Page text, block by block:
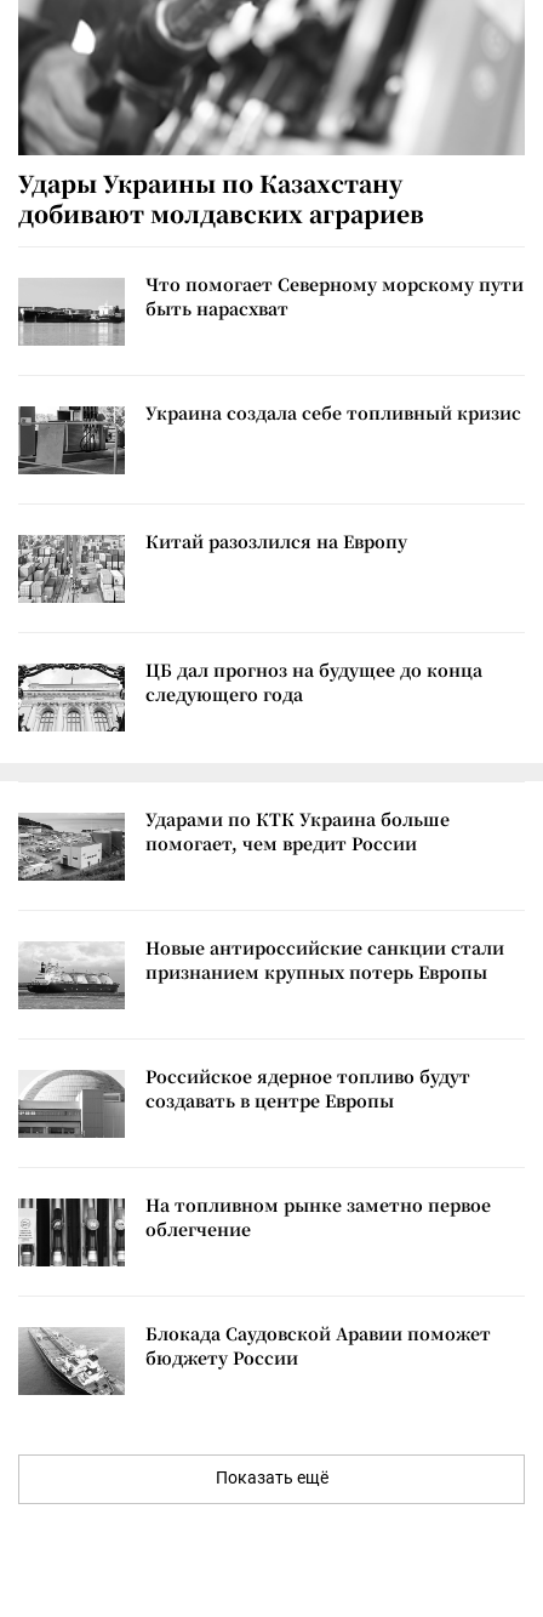
Удары Украины по Казахстану
добивают молдавских аграриев
Что помогает Северному морскому пути
быть нарасхват
Украина создала себе топливный кризис
Китай разозлился на Европу
ЦБ дал прогноз на будущее до конца
следующего года
Ударами по КТК Украина больше
помогает, чем вредит России
Новые антироссийские санкции стали
признанием крупных потерь Европы
Российское ядерное топливо будут
создавать в центре Европы
На топливном рынке заметно первое
облегчение
Блокада Саудовской Аравии поможет
бюджету России
Показать ещё